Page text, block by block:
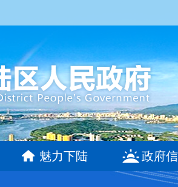
魅力下陆 政府